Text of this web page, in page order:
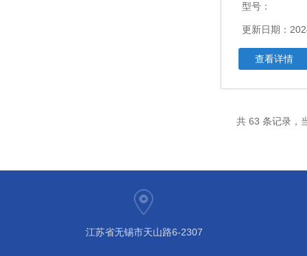
型号：
更新日期：
查看详情
共 63 条记录
江苏省无锡市天山路6-2307